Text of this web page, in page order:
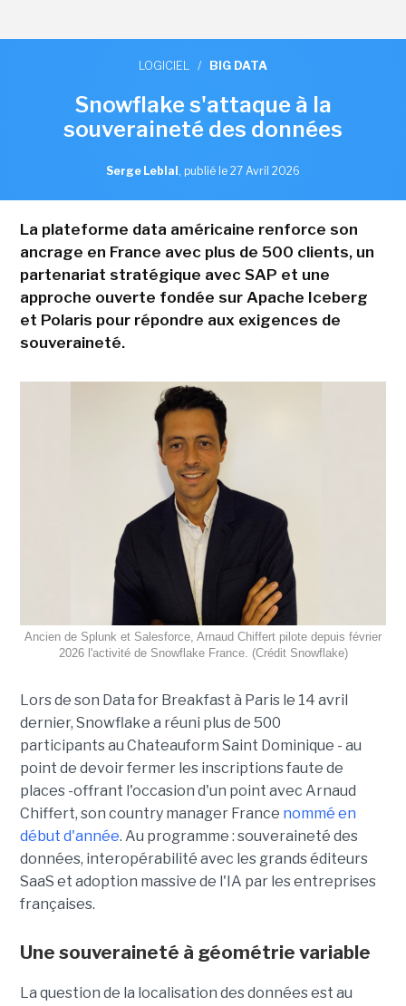
LOGICIEL / BIG DATA
Snowflake s'attaque à la
souveraineté des données
Serge Leblal , publié le 27 Avril 2026
La plateforme data américaine renforce son
ancrage en France avec plus de 500 clients, un
partenariat stratégique avec SAP et une
approche ouverte fondée sur Apache Iceberg
et Polaris pour répondre aux exigences de
souveraineté.
Ancien de Splunk et Salesforce, Arnaud Chiffert pilote depuis février
2026 l'activité de Snowflake France. (Crédit Snowflake)
Lors de son Data for Breakfast à Paris le 14 avril
dernier, Snowflake a réuni plus de 500
participants au Chateauform Saint Dominique - au
point de devoir fermer les inscriptions faute de
places -offrant l'occasion d'un point avec Arnaud
Chiffert, son country manager France nommé en
début d'année. Au programme : souveraineté des
données, interopérabilité avec les grands éditeurs
SaaS et adoption massive de l'IA par les entreprises
françaises.
Une souveraineté à géométrie variable
La question de la localisation des données est au